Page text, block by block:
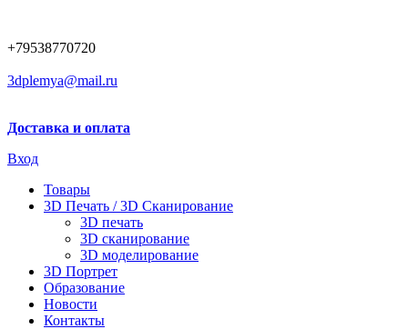
+79538770720
3dplemya@mail.ru
Доставка и оплата
Вход
Товары
3D Печать / 3D Сканирование
3D печать
3D сканирование
3D моделирование
3D Портрет
Образование
Новости
Контакты